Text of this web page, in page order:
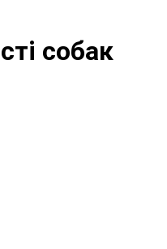
собак